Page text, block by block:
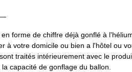
forme de chiffre déjà gonflé à
à votre domicile ou bien a l'hôtel ou
traités intérieurement avec le
capacité de gonflage du ballon.